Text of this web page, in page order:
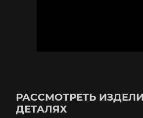
РАССМОТРЕТЬ
ДЕТАЛЯХ